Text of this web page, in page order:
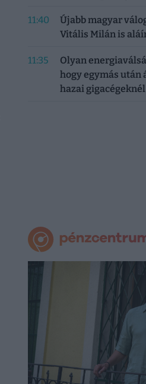
11:40
Újabb magyar
Vitális Milán is
11:35
Olyan
hogy egymás után
hazai gigacégeknél